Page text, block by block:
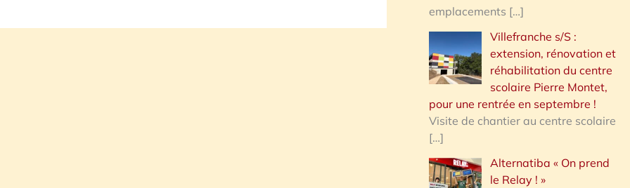
emplacements […]
Villefranche s/S :
extension, rénovation et
réhabilitation du centre
scolaire Pierre Montet,
pour une rentrée en septembre !
Visite de chantier au centre scolaire
[…]
Alternatiba « On prend
le Relay ! »